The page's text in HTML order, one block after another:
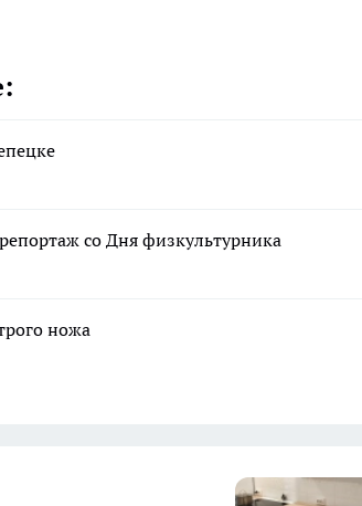
со Дня физкультурника
ножа